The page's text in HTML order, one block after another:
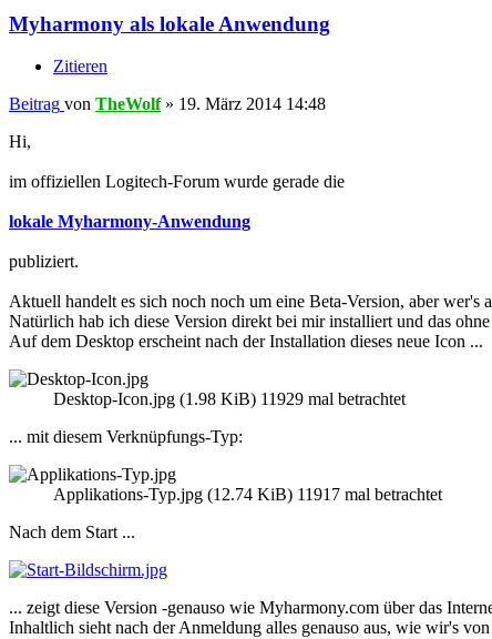
Myharmony als lokale Anwendung
Zitieren
Beitrag von TheWolf» 19. März 2014 14:48
Hi,
im offiziellen Logitech-Forum wurde gerade die
lokale Myharmony-Anwendung
publiziert.
Aktuell handelt es sich noch noch um eine Beta-Version, aber wer's
Natürlich hab ich diese Version direkt bei mir installiert und das
Auf dem Desktop erscheint nach der Installation dieses neue Icon ...
Desktop-Icon.jpg (1.98 KiB) 11929 mal betrachtet
... mit diesem Verknüpfungs-Typ:
Applikations-Typ.jpg (12.74 KiB) 11917 mal betrachtet
Nach dem Start ...
... zeigt diese Version -genauso wie Myharmony.com über das
Inhaltlich sieht nach der Anmeldung alles genauso aus, wie wir's